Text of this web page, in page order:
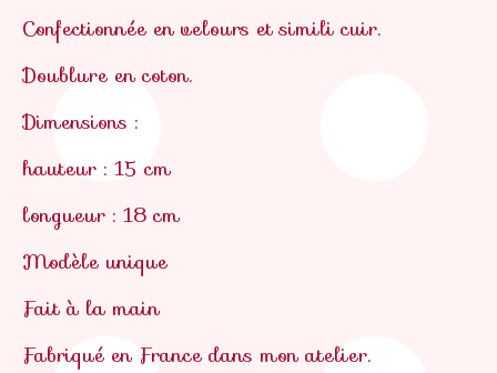
Confectionnée en velours et simili cuir.
Doublure en coton.
Dimensions :
hauteur : 15 cm
longueur : 18 cm
Modèle unique
Fait à la main
Fabriqué en France dans mon atelier.